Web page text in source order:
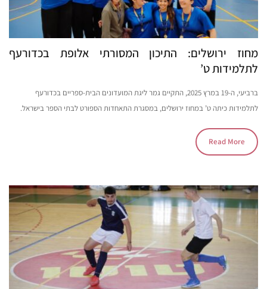
מחוז ירושלים: התיכון המסורתי אלופת בכדורעף
לתלמידות ט’
ברביעי, ה-19 במרץ 2025, התקיים גמר ליגת המועדונים הבית-ספריים בכדורעף
לתלמידות כיתה ט’ במחוז ירושלים, במסגרת התאחדות הספורט לבתי הספר בישראל.
Read More